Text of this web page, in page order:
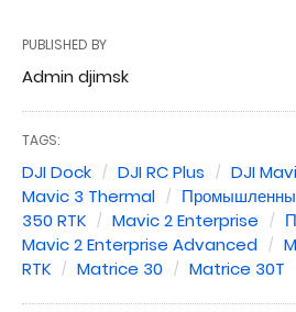
PUBLISHED BY
Admin djimsk
TAGS:
DJI Dock DJI RC Plus DJI
Mavic 3 Thermal
350 RTK
Mavic 2 Enterprise
Mavic 2 Enterprise Advanced
RTK
Matrice 30 Matrice 30T